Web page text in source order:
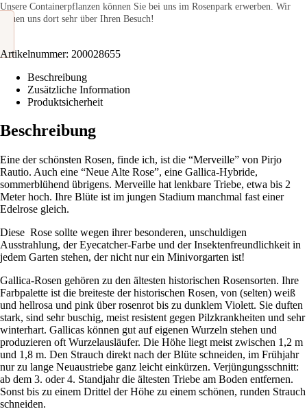
Unsere Containerpflanzen können Sie bei uns im Rosenpark erwerben. Wir
freuen uns dort sehr über Ihren Besuch!
Artikelnummer: 200028655
Beschreibung
Zusätzliche Information
Produktsicherheit
Beschreibung
Eine der schönsten Rosen, finde ich, ist die “Merveille” von Pirjo
Rautio. Auch eine “Neue Alte Rose”, eine Gallica-Hybride,
sommerblühend übrigens. Merveille hat lenkbare Triebe, etwa bis 2
Meter hoch. Ihre Blüte ist im jungen Stadium manchmal fast einer
Edelrose gleich.
Diese Rose sollte wegen ihrer besonderen, unschuldigen
Ausstrahlung, der Eyecatcher-Farbe und der Insektenfreundlichkeit in
jedem Garten stehen, der nicht nur ein Minivorgarten ist!
Gallica-Rosen gehören zu den ältesten historischen Rosensorten. Ihre
Farbpalette ist die breiteste der historischen Rosen, von (selten) weiß
und hellrosa und pink über rosenrot bis zu dunklem Violett. Sie duften
stark, sind sehr buschig, meist resistent gegen Pilzkrankheiten und sehr
winterhart. Gallicas können gut auf eigenen Wurzeln stehen und
produzieren oft Wurzelausläufer. Die Höhe liegt meist zwischen 1,2 m
und 1,8 m. Den Strauch direkt nach der Blüte schneiden, im Frühjahr
nur zu lange Neuaustriebe ganz leicht einkürzen. Verjüngungsschnitt:
ab dem 3. oder 4. Standjahr die ältesten Triebe am Boden entfernen.
Sonst bis zu einem Drittel der Höhe zu einem schönen, runden Strauch
schneiden.